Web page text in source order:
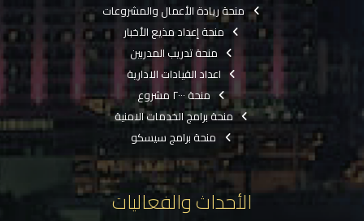
منحة ريادة الأعمال والمشروعات
منحة إعداد مذيع الأخبار
منحة تدريب المدربين
اعداد القيادات الادارية
منحة ٢٠٠٠ مشروع
منحة برامج الخدمات الامنية
منحة برامج سيسكو
الأحداث والفعاليات